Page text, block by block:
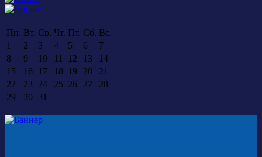
Пн. Вт. Ср. Чт. Пт. Сб. Вс.
1
2 3 4 5 6
7
8
9 10 11 12 13
14
15
16 17 18 19 20
21
22
23 24 25 26 27
28
29
30 31